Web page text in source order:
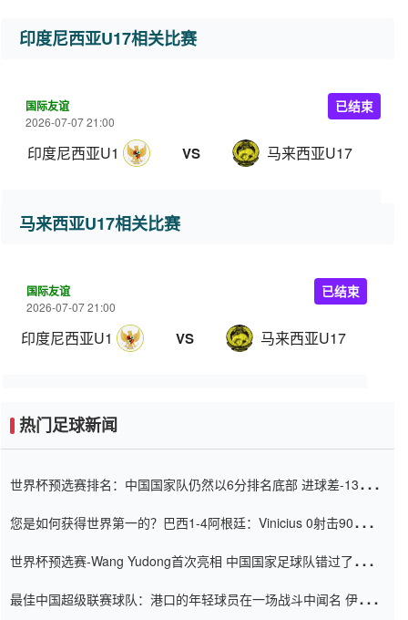
印度尼西亚U17相关比赛
国际友谊
2026-07-07 21:00
印度尼西亚U17 VS 马来西亚U17
已结束
马来西亚U17相关比赛
国际友谊
2026-07-07 21:00
印度尼西亚U17 VS 马来西亚U17
已结束
热门足球新闻
世界杯预选赛排名：中国国家队仍然以6分排名底部 进球差-13令人
您是如何获得世界第一的？巴西1-4阿根廷：Vinicius 0射击90分钟
世界杯预选赛-Wang Yudong首次亮相 中国国家足球队错过了世界
最佳中国超级联赛球队：港口的年轻球员在一场战斗中闻名 伊万放